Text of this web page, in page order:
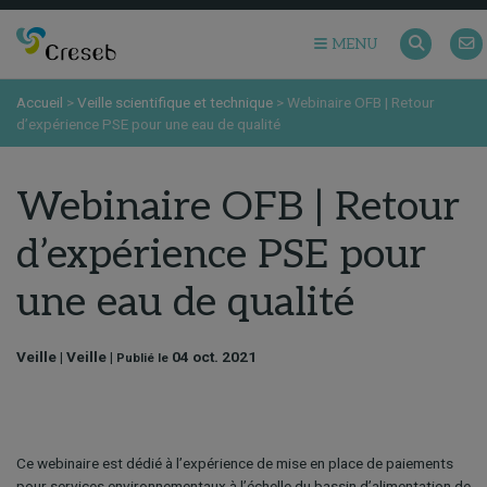
MENU
Accueil >Veille scientifique et technique >Webinaire OFB | Retour
d’expérience PSE pour une eau de qualité
Webinaire OFB | Retour
d’expérience PSE pour
une eau de qualité
Veille | Veille | Publié le 04 oct. 2021
Ce webinaire est dédié à l’expérience de mise en place de paiements